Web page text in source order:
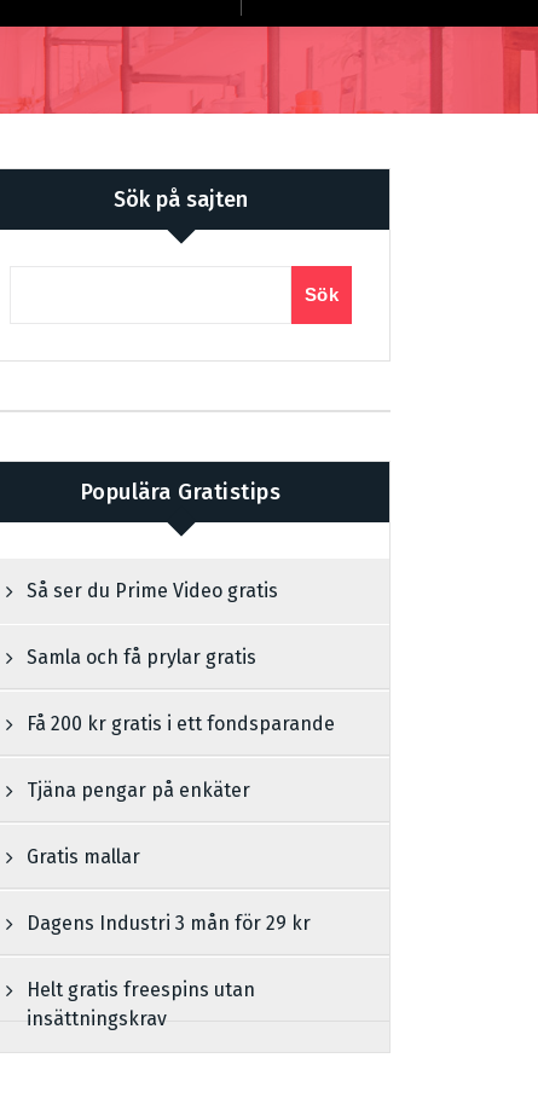
Sök på sajten
Sök
Populära Gratistips
Så ser du Prime Video gratis
Samla och få prylar gratis
Få 200 kr gratis i ett fondsparande
Tjäna pengar på enkäter
Gratis mallar
Dagens Industri 3 mån för 29 kr
Helt gratis freespins utan
insättningskrav